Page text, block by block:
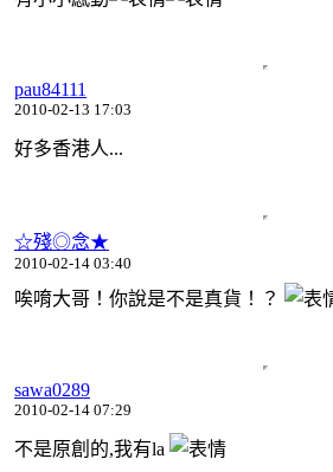
pau84111
2010-02-13 17:03
好多香港人...
☆殘◎念★
2010-02-14 03:40
唉唷大哥！你說是不是真貨！？
sawa0289
2010-02-14 07:29
不是原創的,我有la